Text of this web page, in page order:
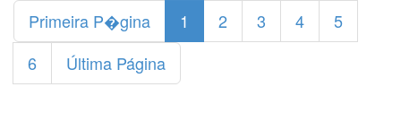
Primeira P�gina 1 2 3 4
5
6
Última Página